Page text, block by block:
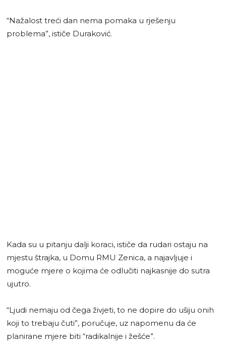
“Nažalost treći dan nema pomaka u rješenju
problema”, ističe Duraković.
Kada su u pitanju dalji koraci, ističe da rudari ostaju na
mjestu štrajka, u Domu RMU Zenica, a najavljuje i
moguće mjere o kojima će odlučiti najkasnije do sutra
ujutro.
“Ljudi nemaju od čega živjeti, to ne dopire do ušiju onih
koji to trebaju čuti”, poručuje, uz napomenu da će
planirane mjere biti “radikalnije i žešće”.